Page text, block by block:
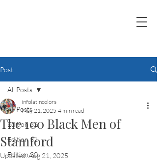
Post
All Posts
Edition 32
Edition 31
Edition 30
All Posts
The 100 Black Men of
Stamford
infolatincolors
May 21, 2025 4 min read
Updated:Aug 21, 2025